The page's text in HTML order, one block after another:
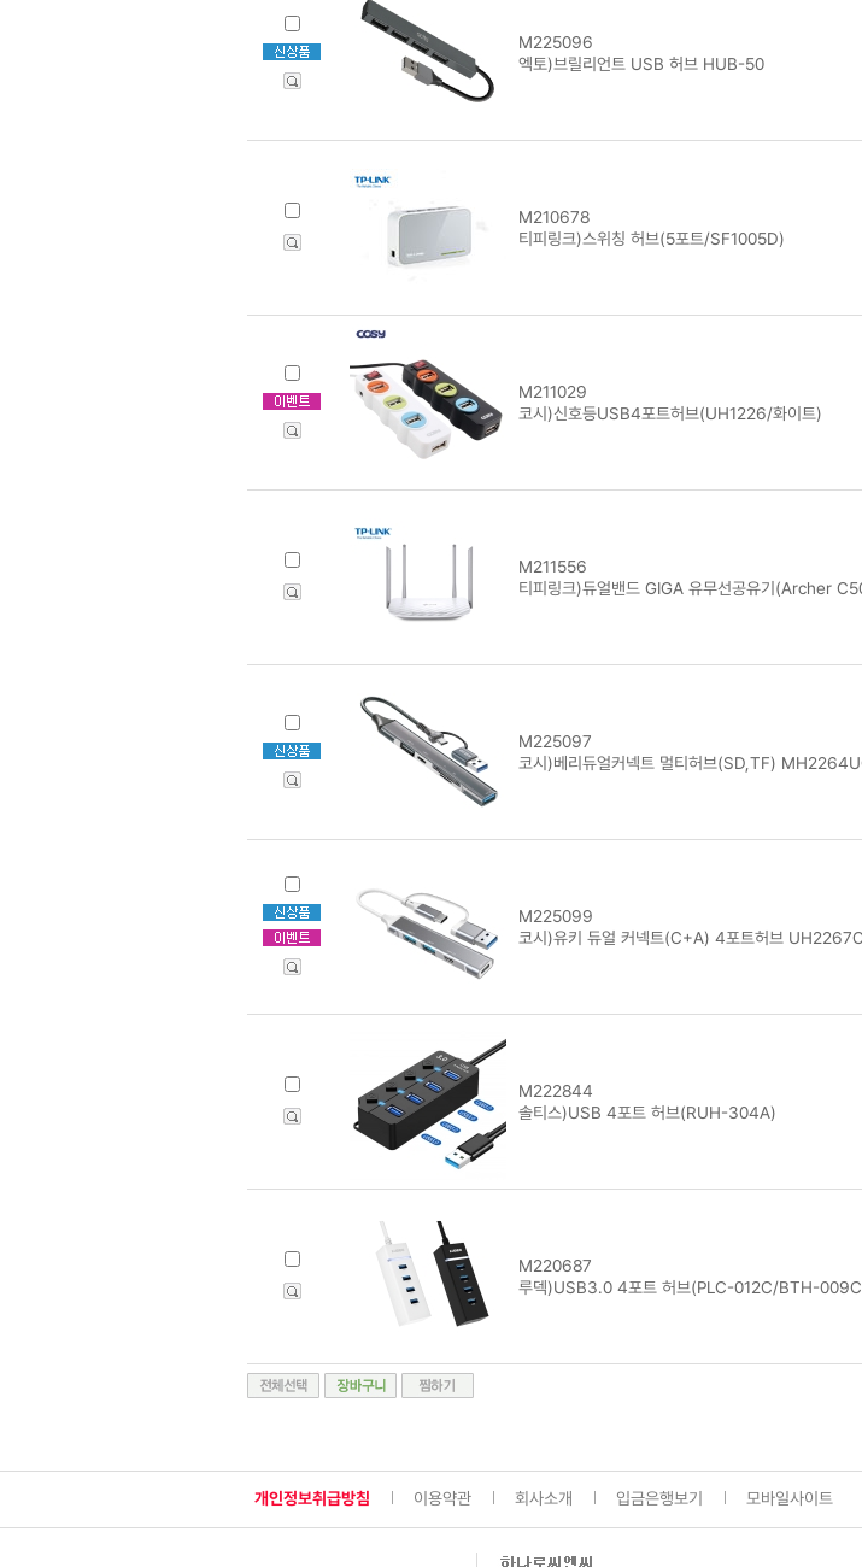
M225096
엑토)브릴리언트 USB 허브 HUB-50
M210678
티피링크)스위칭 허브(5포트/SF1005D)
M211029
코시)신호등USB4포트허브(UH1226/화이트)
M211556
티피링크)듀얼밴드 GIGA 유무선공유기(Archer
M225097
코시)베리듀얼커넥트 멀티허브(SD,TF)
M225099
코시)유키 듀얼 커넥트(C+A) 4포트허브
M222844
솔티스)USB 4포트 허브(RUH-304A)
M220687
루덱)USB3.0 4포트 허브(PLC-012C/BTH-
개인정보취급방침 이용약관 회사소개 입금은행보기 모바일사이트